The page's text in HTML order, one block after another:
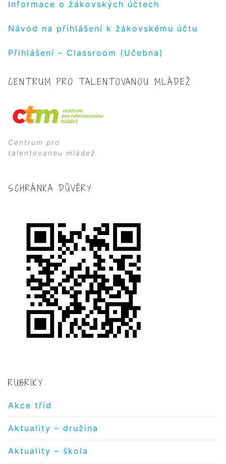
Informace o žákovských účtech
Návod na přihlášení k žákovskému účtu
Přihlášení – Classroom (Učebna)
CENTRUM PRO TALENTOVANOU MLÁDEŽ
Centrum pro
talentovanou mládež
SCHRÁNKA DŮVĚRY
RUBRIKY
Akce tříd
Aktuality – družina
Aktuality – škola